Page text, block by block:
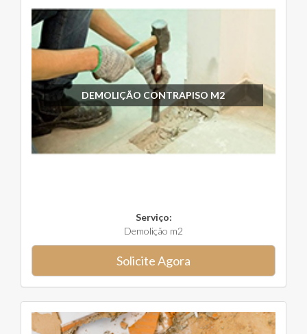
DEMOLIÇÃO CONTRAPISO M2
Serviço:
Demolição m2
Solicite Agora